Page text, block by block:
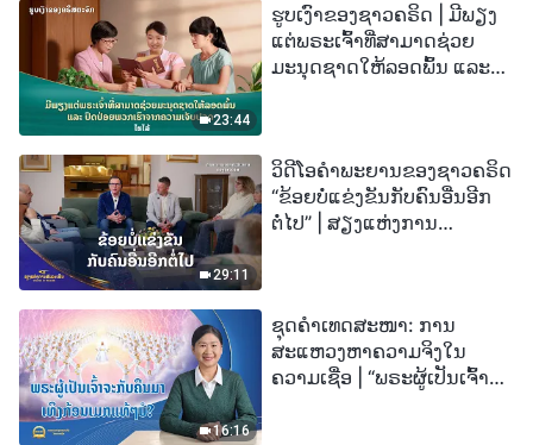
23:44
ຮູບເງົາຂອງຊາວຄຣິດ | ມີພຽງ
ແຕ່ພຣະເຈົ້າທີ່ສາມາດຊ່ວຍ
ມະນຸດຊາດໃຫ້ລອດພົ້ນ ແລະ
29:11
ວິດີໂອຄຳພະຍານຂອງຊາວຄຣິດ
“ຂ້ອຍບໍ່ແຂ່ງຂັນກັບຄົນອື່ນອີກ
ຕໍ່ໄປ” | ສຽງແຫ່ງການ
16:16
ຊຸດຄຳເທດສະໜາ: ການ
ສະແຫວງຫາຄວາມຈິງໃນ
ຄວາມເຊື່ອ | “ພຣະຜູ້ເປັນເຈົ້າຈະ